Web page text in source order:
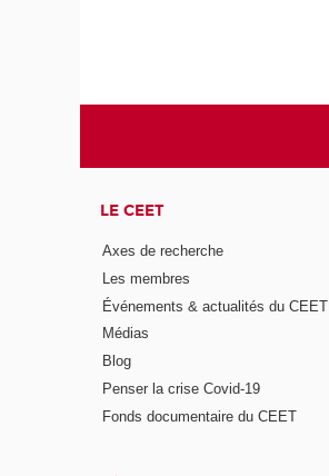
LE CEET
Axes de recherche
Les membres
Événements & actualités du CEET
Médias
Blog
Penser la crise Covid-19
Fonds documentaire du CEET